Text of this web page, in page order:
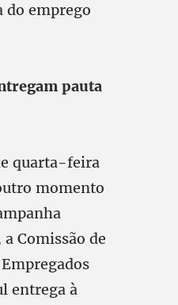
do emprego
pauta
quarta-feira
momento
Comissão de
entrega à